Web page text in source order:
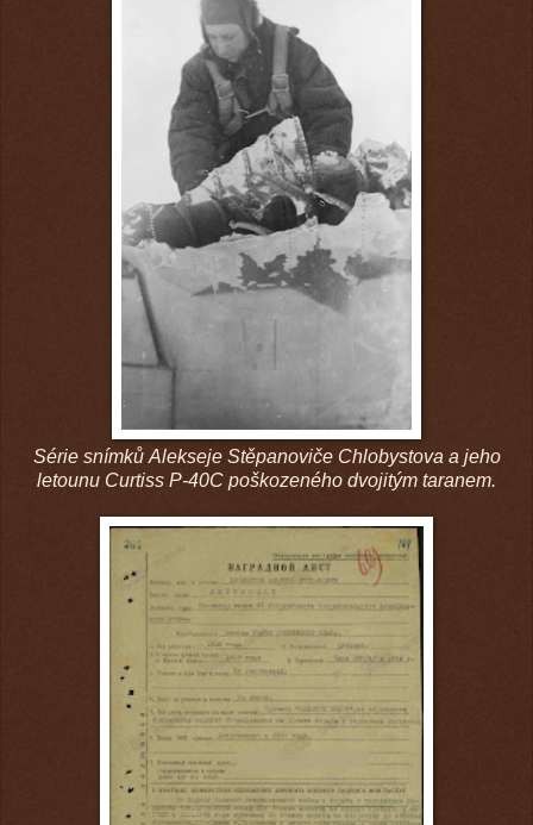
Série snímků Alekseje Stěpanoviče Chlobystova a jeho
letounu Curtiss P-40C poškozeného dvojitým taranem.